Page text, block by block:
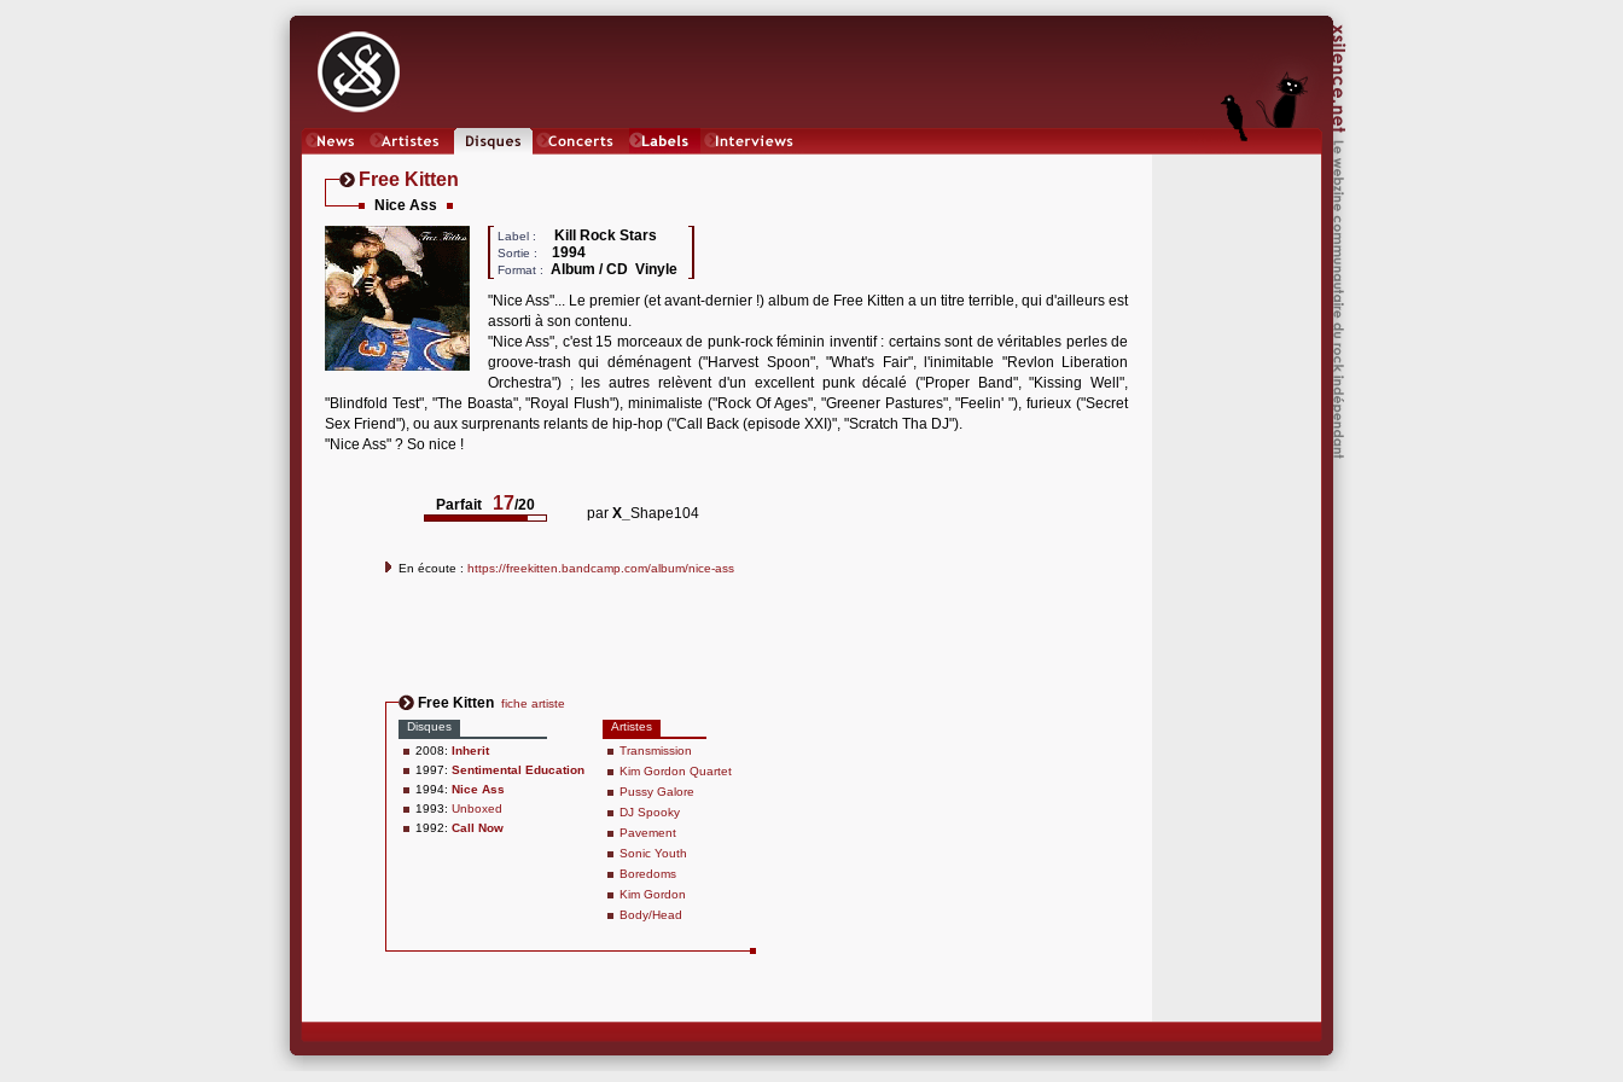
Free Kitten
Nice Ass
Label : Kill Rock Stars
Sortie : 1994
Format :
Album / CD Vinyle
"Nice Ass"... Le premier (et avant-dernier !) album de Free Kitten a un titre terrible, qui d'ailleurs est
assorti à son contenu.
"Nice Ass", c'est 15 morceaux de punk-rock féminin inventif : certains sont de véritables perles de
groove-trash qui déménagent ("Harvest Spoon", "What's Fair", l'inimitable "Revlon Liberation
Orchestra") ; les autres relèvent d'un excellent punk décalé ("Proper Band", "Kissing Well",
"Blindfold Test", "The Boasta", "Royal Flush"), minimaliste ("Rock Of Ages", "Greener Pastures", "Feelin' "), furieux ("Secret
Sex Friend"), ou aux surprenants relants de hip-hop ("Call Back (episode XXI)", "Scratch Tha DJ").
"Nice Ass" ? So nice !
Parfait 17/20 par X_ Shape104
En écoute : https://freekitten.bandcamp.com/album/nice-ass
Free Kitten fiche artiste
Disques
2008: Inherit
1997: Sentimental Education
1994: Nice Ass
1993: Unboxed
1992: Call Now
Artistes
Transmission
Kim Gordon Quartet
Pussy Galore
DJ Spooky
Pavement
Sonic Youth
Boredoms
Kim Gordon
Body/Head